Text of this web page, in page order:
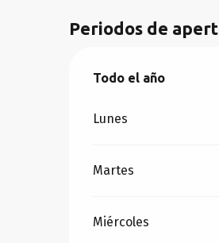
Periodos de
Todo el año
Todo el año
Lunes
Martes
Miércoles